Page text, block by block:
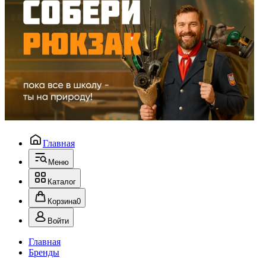
Главная
Меню
Каталог
Корзина0
Войти
Главная
Бренды